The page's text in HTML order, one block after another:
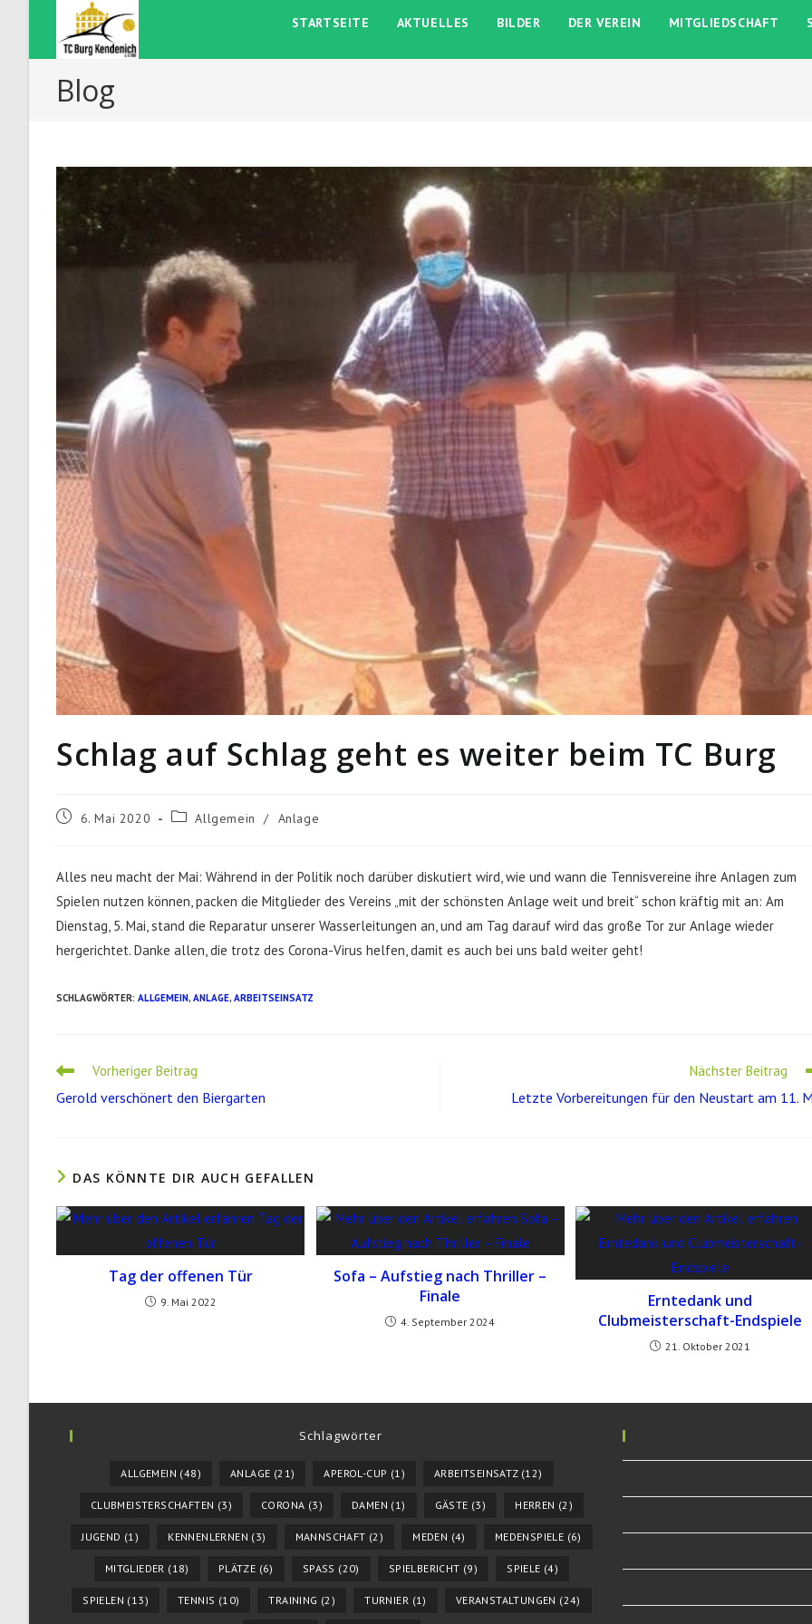
springen
STARTSEITE AKTUELLES BILDER DER VEREIN MITGLIEDSCHAFT
Blog
Schlag auf Schlag geht es weiter beim TC Burg
Beitrag6. Mai 2020
Beitrags-
Allgemein / Anlage
Alles neu macht der Mai: Während in der Politik noch darüber diskutiert wird, wie und wann die Tennisvereine ihre Anlagen zum
Spielen nutzen können, packen die Mitglieder des Vereins „mit der schönsten Anlage weit und breit“ schon kräftig mit an: Am
Dienstag, 5. Mai, stand die Reparatur unserer Wasserleitungen an, und am Tag darauf wird das große Tor zur Anlage wieder
hergerichtet. Danke allen, die trotz des Corona-Virus helfen, damit es auch bei uns bald weiter geht!
SCHLAGWÖRTER: ALLGEMEIN, ANLAGE, ARBEITSEINSATZ
Weitere
ansehen
Vorheriger Beitrag
Gerold verschönert den Biergarten
Nächster Beitrag
Letzte Vorbereitungen für den Neustart am 11.
DAS KÖNNTE DIR AUCH GEFALLEN
Tag der offenen Tür
9. Mai 2022
Sofa – Aufstieg nach Thriller –
Finale
4. September 2024
Erntedank und
Clubmeisterschaft-Endspiele
21. Oktober 2021
Schlagwörter
ALLGEMEIN (48) ANLAGE (21) APEROL-CUP (1) ARBEITSEINSATZ(12)
CLUBMEISTERSCHAFTEN (3) CORONA (3) DAMEN (1) GÄSTE (3) HERREN (2)
JUGEND (1) KENNENLERNEN (3) MANNSCHAFT (2) MEDEN (4) MEDENSPIELE (6)
MITGLIEDER (18) PLÄTZE (6) SPASS (20) SPIELBERICHT (9) SPIELE (4)
SPIELEN (13) TENNIS (10) TRAINING (2) TURNIER (1) VERANSTALTUNGEN (24)